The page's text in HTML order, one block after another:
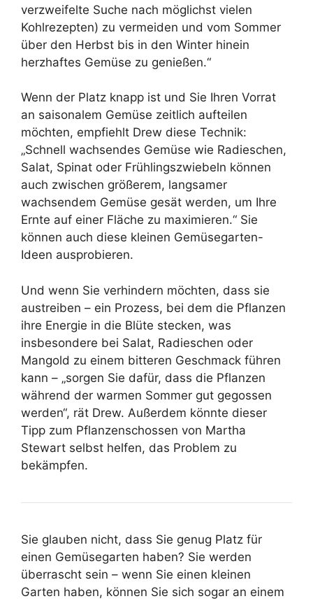
verzweifelte Suche nach möglichst vielen
Kohlrezepten) zu vermeiden und vom Sommer
über den Herbst bis in den Winter hinein
herzhaftes Gemüse zu genießen.“
Wenn der Platz knapp ist und Sie Ihren Vorrat
an saisonalem Gemüse zeitlich aufteilen
möchten, empfiehlt Drew diese Technik:
„Schnell wachsendes Gemüse wie Radieschen,
Salat, Spinat oder Frühlingszwiebeln können
auch zwischen größerem, langsamer
wachsendem Gemüse gesät werden, um Ihre
Ernte auf einer Fläche zu maximieren.“ Sie
können auch diese kleinen Gemüsegarten-
Ideen ausprobieren.
Und wenn Sie verhindern möchten, dass sie
austreiben – ein Prozess, bei dem die Pflanzen
ihre Energie in die Blüte stecken, was
insbesondere bei Salat, Radieschen oder
Mangold zu einem bitteren Geschmack führen
kann – „sorgen Sie dafür, dass die Pflanzen
während der warmen Sommer gut gegossen
werden“, rät Drew. Außerdem könnte dieser
Tipp zum Pflanzenschossen von Martha
Stewart selbst helfen, das Problem zu
bekämpfen.
Sie glauben nicht, dass Sie genug Platz für
einen Gemüsegarten haben? Sie werden
überrascht sein – wenn Sie einen kleinen
Garten haben, können Sie sich sogar an einem